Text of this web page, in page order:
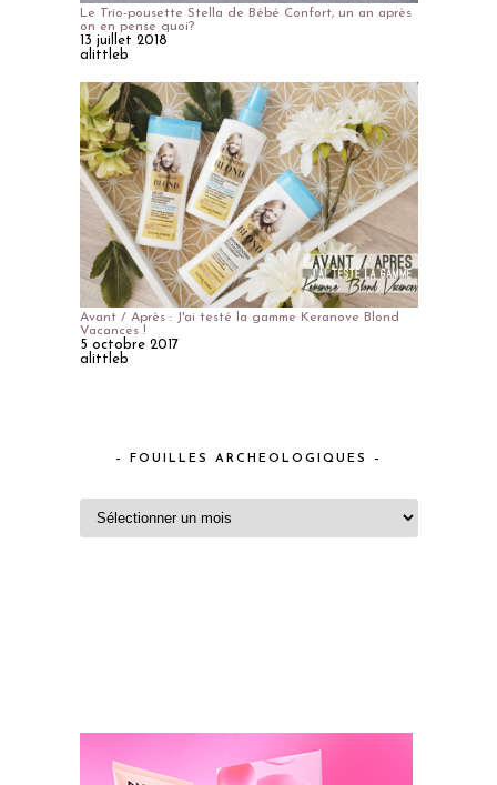
Le Trio-pousette Stella de Bébé Confort, un an après
on en pense quoi?
13 juillet 2018
alittleb
Avant / Après : J'ai testé la gamme Keranove Blond
Vacances !
5 octobre 2017
alittleb
– FOUILLES ARCHEOLOGIQUES –